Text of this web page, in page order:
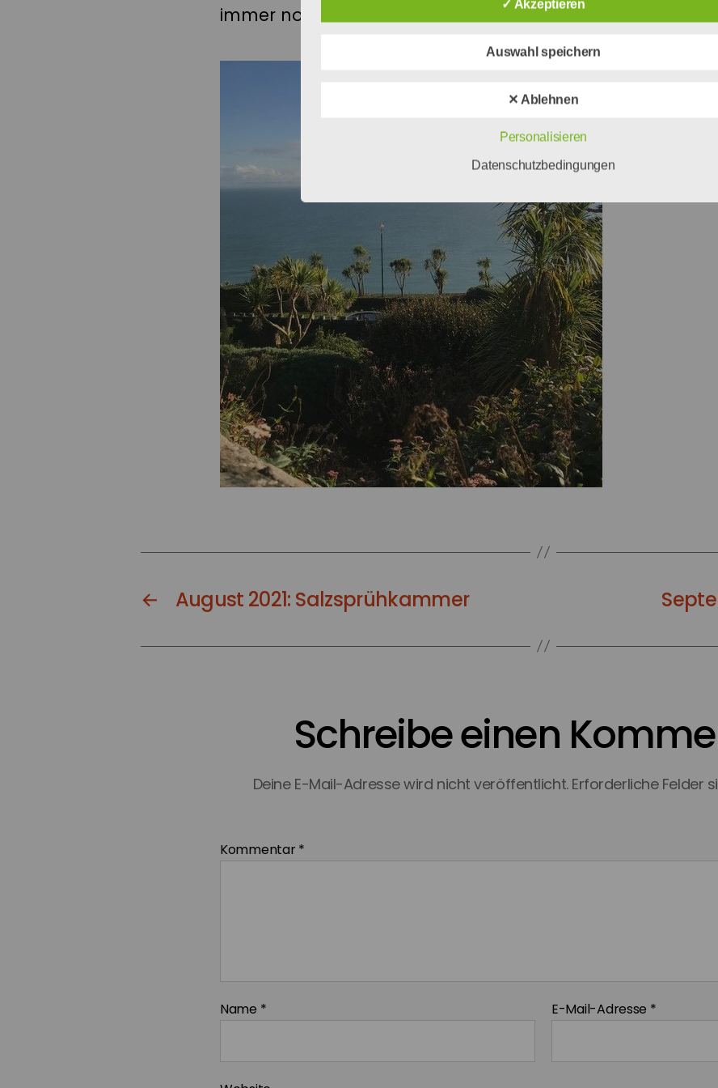
immer noch Kontakt haben.
← August 2021: Salzsprühkammer
Schreibe einen
Deine E-Mail-Adresse wird nicht veröffentlicht. Erforderliche Felder
Kommentar*
Name * E-Mail-Adresse *
✓ Akzeptieren
Auswahl speichern
✕ Ablehnen
Personalisieren
Datenschutzbedingungen